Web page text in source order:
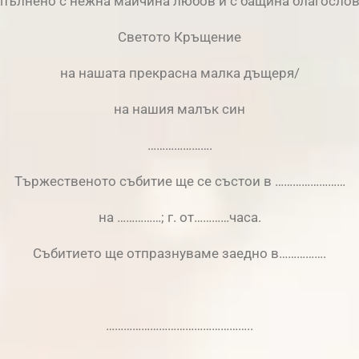
Светото Кръщение
на нашата прекрасна малка дъщеря/
на нашия малък син
………………….
Тържественото събитие ще се състои в ……………………
на ……………; г. oт…………часа.
Събитието ще отпразнуваме заедно в…………….
…………………………………………..